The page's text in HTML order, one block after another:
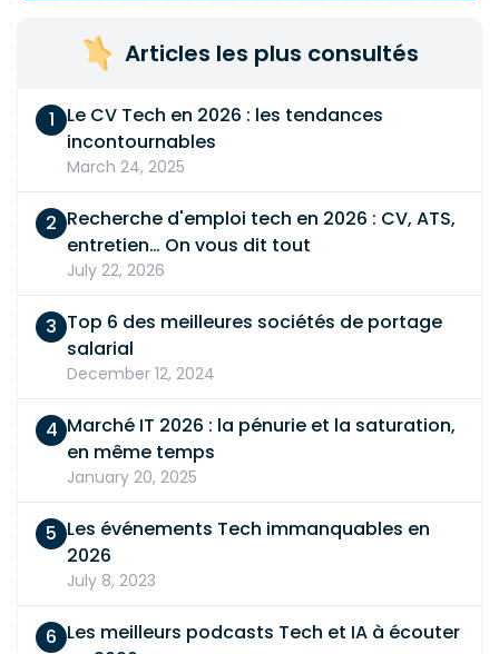
Articles les plus consultés
Le CV Tech en 2026 : les tendances
incontournables
March 24, 2025
Recherche d'emploi tech en 2026 : CV, ATS,
entretien… On vous dit tout
July 22, 2026
Top 6 des meilleures sociétés de portage
salarial
December 12, 2024
Marché IT 2026 : la pénurie et la saturation,
en même temps
January 20, 2025
Les événements Tech immanquables en
2026
July 8, 2023
Les meilleurs podcasts Tech et IA à écouter